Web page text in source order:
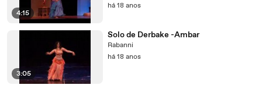
4:15
há 18 anos
3:05
Solo de Derbake -Ambar
Rabanni
há 18 anos